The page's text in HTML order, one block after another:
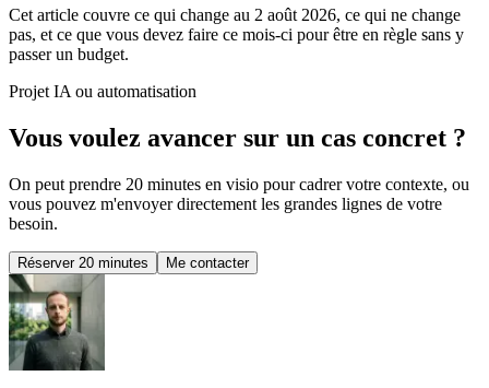
Cet article couvre ce qui change au 2 août 2026, ce qui ne change
pas, et ce que vous devez faire ce mois-ci pour être en règle sans y
passer un budget.
Projet IA ou automatisation
Vous voulez avancer sur un cas concret ?
On peut prendre 20 minutes en visio pour cadrer votre contexte, ou
vous pouvez m'envoyer directement les grandes lignes de votre
besoin.
Réserver 20 minutes Me contacter